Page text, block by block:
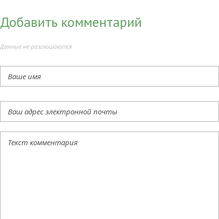
Добавить комментарий
Данные не разглашаются